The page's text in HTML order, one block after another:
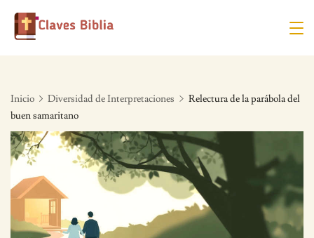
Skip
Inicio Diversidad de Interpretaciones
Relectura de la parábola del
buen samaritano